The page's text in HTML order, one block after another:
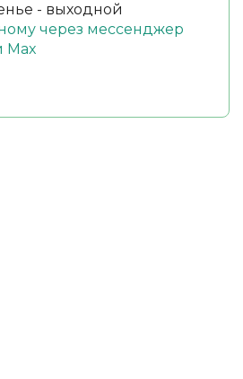
- выходной
через мессенджер
Max